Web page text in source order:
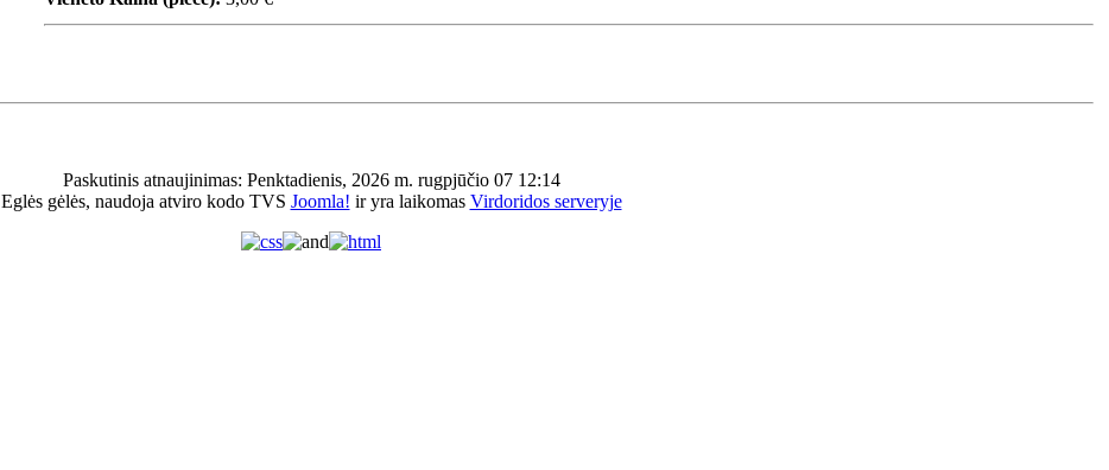
Paskutinis atnaujinimas: Penktadienis, 2026 m. rugpjūčio 07 12:14
Eglės gėlės, naudoja atviro kodo TVS Joomla! ir yra laikomas Virdoridos serveryje